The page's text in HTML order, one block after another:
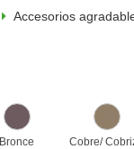
Accesorios
Bronce Cobre/